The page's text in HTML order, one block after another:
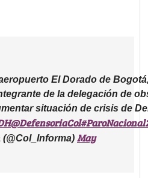
El Dorado de
de la delegación de
situación de crisis de
@DefensoriaCol
May